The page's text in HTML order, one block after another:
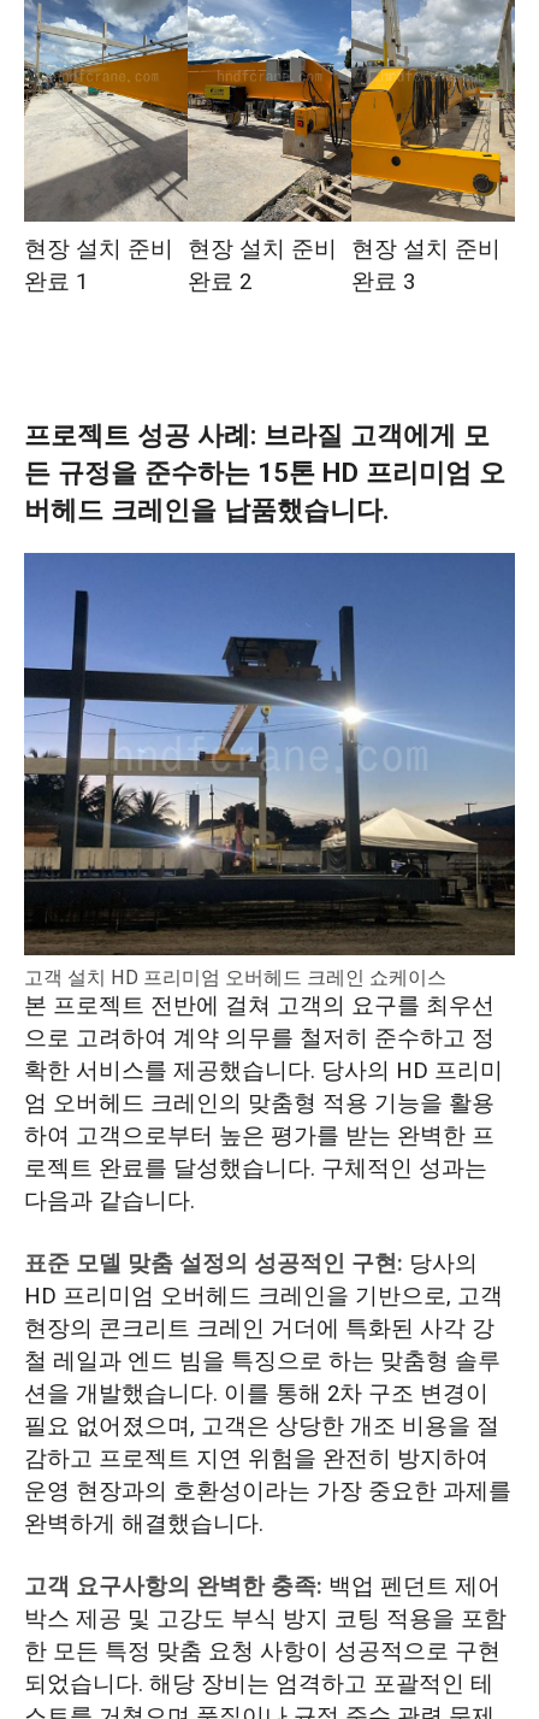
현장 설치 준비
완료 1
현장 설치 준비
완료 2
현장 설치 준비
완료 3
프로젝트 성공 사례: 브라질 고객에게 모
든 규정을 준수하는 15톤 HD 프리미엄 오
버헤드 크레인을 납품했습니다.
고객 설치 HD 프리미엄 오버헤드 크레인 쇼케이스
본 프로젝트 전반에 걸쳐 고객의 요구를 최우선
으로 고려하여 계약 의무를 철저히 준수하고 정
확한 서비스를 제공했습니다. 당사의 HD 프리미
엄 오버헤드 크레인의 맞춤형 적용 기능을 활용
하여 고객으로부터 높은 평가를 받는 완벽한 프
로젝트 완료를 달성했습니다. 구체적인 성과는
다음과 같습니다.
표준 모델 맞춤 설정의 성공적인 구현: 당사의
HD 프리미엄 오버헤드 크레인을 기반으로, 고객
현장의 콘크리트 크레인 거더에 특화된 사각 강
철 레일과 엔드 빔을 특징으로 하는 맞춤형 솔루
션을 개발했습니다. 이를 통해 2차 구조 변경이
필요 없어졌으며, 고객은 상당한 개조 비용을 절
감하고 프로젝트 지연 위험을 완전히 방지하여
운영 현장과의 호환성이라는 가장 중요한 과제를
완벽하게 해결했습니다.
고객 요구사항의 완벽한 충족: 백업 펜던트 제어
박스 제공 및 고강도 부식 방지 코팅 적용을 포함
한 모든 특정 맞춤 요청 사항이 성공적으로 구현
되었습니다. 해당 장비는 엄격하고 포괄적인 테